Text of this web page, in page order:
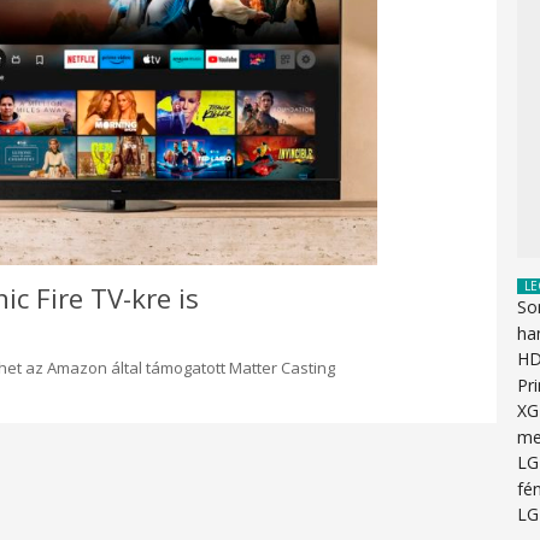
Fire TV-kre is
az Amazon által támogatott Matter Casting